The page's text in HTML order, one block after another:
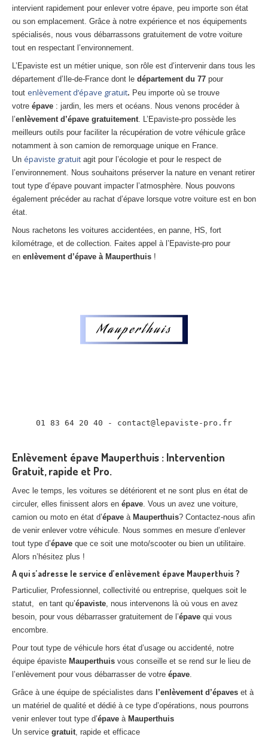
Tousles secteurs
CENTRE
Centreagréé VHU Paris 75 : casse auto avec destruction
Centreagréé VHU 77 : casse auto avec destruction
Centreagréé VHU 78 : casse auto avec destruction
Centreagréé VHU 91 : casse auto avec destruction
Centreagréé VHU 92 : casse auto avec destruction
Centreagréé VHU 93 : casse auto avec destruction
Centreagréé VHU 95 : casse auto avec destruction
DOCUMENTSÀ JOINDRE
01 83 64 20 40
intervient rapidement pour enlever votre épave, peu importe son état
ou son emplacement. Grâce à notre expérience et nos équipements
spécialisés, nous vous débarrassons gratuitement de votre voiture
tout en respectant l’environnement.
L’Epaviste est un métier unique, son rôle est d’intervenir dans tous les
département d’Ile-de-France dont le département du 77 pour
tout enlèvement d’épave gratuit. Peu importe où se trouve
votre épave : jardin, les mers et océans. Nous venons procéder à
l’enlèvement d’épave gratuitement. L’Epaviste-pro possède les
meilleurs outils pour faciliter la récupération de votre véhicule grâce
notamment à son camion de remorquage unique en France.
Un épaviste gratuit agit pour l’écologie et pour le respect de
l’environnement. Nous souhaitons préserver la nature en venant retirer
tout type d’épave pouvant impacter l’atmosphère. Nous pouvons
également précéder au rachat d’épave lorsque votre voiture est en bon
état.
Nous rachetons les voitures accidentées, en panne, HS, fort
kilométrage, et de collection. Faites appel à l’Epaviste-pro pour
en enlèvement d’épave à Mauperthuis !
01 83 64 20 40 - contact@lepaviste-pro.fr
Enlèvement épave Mauperthuis : Intervention
Gratuit, rapide et Pro.
Avec le temps, les voitures se détériorent et ne sont plus en état de
circuler, elles finissent alors en épave. Vous un avez une voiture,
camion ou moto en état d’épave à Mauperthuis? Contactez-nous afin
de venir enlever votre véhicule. Nous sommes en mesure d’enlever
tout type d’épave que ce soit une moto/scooter ou bien un utilitaire.
Alors n’hésitez plus !
A qui s’adresse le service d’enlèvement épave Mauperthuis ?
Particulier, Professionnel, collectivité ou entreprise, quelques soit le
statut, en tant qu’épaviste, nous intervenons là où vous en avez
besoin, pour vous débarrasser gratuitement de l’épave qui vous
encombre.
Pour tout type de véhicule hors état d’usage ou accidenté, notre
équipe épaviste Mauperthuis vous conseille et se rend sur le lieu de
l’enlèvement pour vous débarrasser de votre épave.
Grâce à une équipe de spécialistes dans
l’enlèvement d’épaves et à
un matériel de qualité et dédié à ce type d’opérations, nous pourrons
venir enlever tout type d’épave à Mauperthuis
Un service gratuit, rapide et efficace